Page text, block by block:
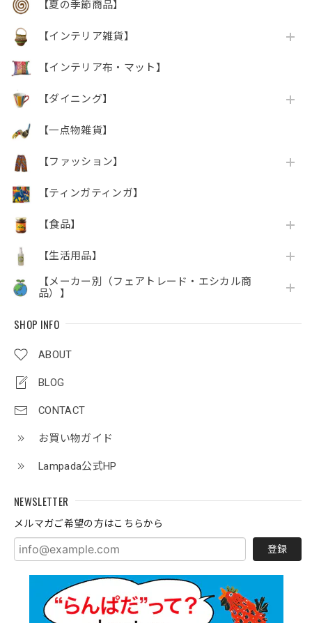
【夏の季節商品】
【インテリア雑貨】
【インテリア布・マット】
【ダイニング】
【一点物雑貨】
【ファッション】
【ティンガティンガ】
【食品】
【生活用品】
【メーカー別（フェアトレード・エシカル商
品）】
SHOP INFO
ABOUT
BLOG
CONTACT
お買い物ガイド
Lampada公式HP
NEWSLETTER
メルマガご希望の方はこちらから
登録